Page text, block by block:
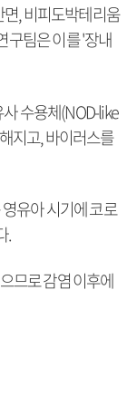
, 비피도박테리움
구팀은 이를 '장내
수용체(NOD-like
지고, 바이러스를
유아 시기에 코로
.
므로 감염 이후에